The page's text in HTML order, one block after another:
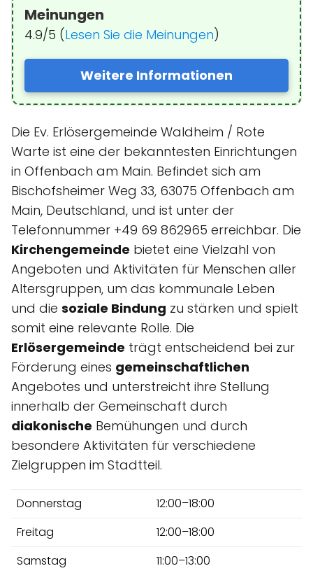
Meinungen
4.9/5 (Lesen Sie die Meinungen)
Weitere Informationen
Die Ev. Erlösergemeinde Waldheim / Rote
Warte ist eine der bekanntesten Einrichtungen
in Offenbach am Main. Befindet sich am
Bischofsheimer Weg 33, 63075 Offenbach am
Main, Deutschland, und ist unter der
Telefonnummer +49 69 862965 erreichbar. Die
Kirchengemeinde bietet eine Vielzahl von
Angeboten und Aktivitäten für Menschen aller
Altersgruppen, um das kommunale Leben
und die soziale Bindung zu stärken und spielt
somit eine relevante Rolle. Die
Erlösergemeinde trägt entscheidend bei zur
Förderung eines gemeinschaftlichen
Angebotes und unterstreicht ihre Stellung
innerhalb der Gemeinschaft durch
diakonische Bemühungen und durch
besondere Aktivitäten für verschiedene
Zielgruppen im Stadtteil.
Donnerstag
12:00–18:00
Freitag
12:00–18:00
Samstag
11:00–13:00